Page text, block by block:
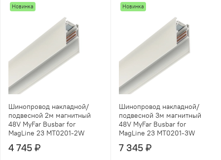
Новинка
Шинопровод накладной/
подвесной 2м магнитный
48V MyFar Busbar for
MagLine 23 MT0201-2W
4 745 ₽
Новинка
Шинопровод накладной/
подвесной 3м магнитный
48V MyFar Busbar for
MagLine 23 MT0201-3W
7 345 ₽